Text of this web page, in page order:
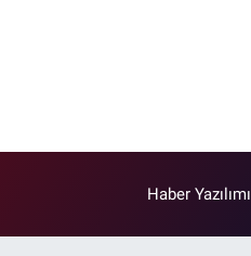
Haber Yazılımı